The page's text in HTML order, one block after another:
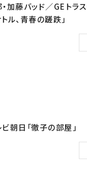
・加藤バッド／GEト
ル、青春の蹉跌」
朝日「徹子の部屋」